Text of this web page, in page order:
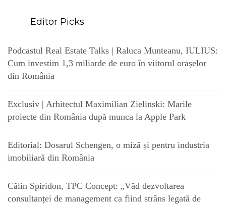
Editor Picks
Podcastul Real Estate Talks | Raluca Munteanu, IULIUS:
Cum investim 1,3 miliarde de euro în viitorul orașelor
din România
Exclusiv | Arhitectul Maximilian Zielinski: Marile
proiecte din România după munca la Apple Park
Editorial: Dosarul Schengen, o miză și pentru industria
imobiliară din România
Călin Spiridon, TPC Concept: „Văd dezvoltarea
consultanței de management ca fiind strâns legată de